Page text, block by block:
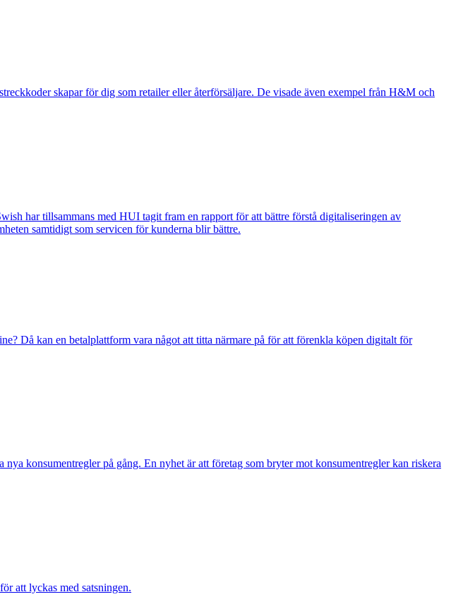
skapar för dig som retailer eller återförsäljare. De visade även exempel från H&M och
har tillsammans med HUI tagit fram en rapport för att bättre förstå digitaliseringen av
samtidigt som servicen för kunderna blir bättre.
Då kan en betalplattform vara något att titta närmare på för att förenkla köpen digitalt för
konsumentregler på gång. En nyhet är att företag som bryter mot konsumentregler kan riskera
att lyckas med satsningen.